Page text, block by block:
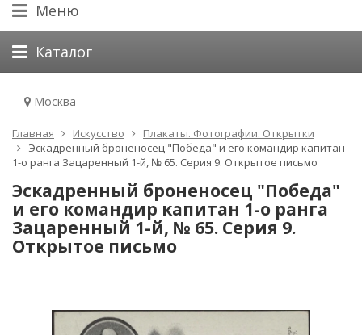
Меню
Каталог
Москва
Главная Искусство
Плакаты. Фотографии. Открытки
Эскадренный броненосец "Победа" и его командир капитан
1-о ранга Зацаренный 1-й, № 65. Серия 9. Открытое письмо
Эскадренный броненосец "Победа"
и его командир капитан 1-о ранга
Зацаренный 1-й, № 65. Серия 9.
Открытое письмо